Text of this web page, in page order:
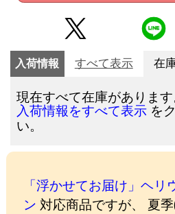
入荷情報 すべて表示 在
現在すべて在庫があります
入荷情報をすべて表示 を
い。
「浮かせてお届け」ヘ
ン 対応商品ですが、 夏